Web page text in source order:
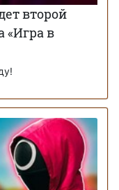
второй
«Игра в